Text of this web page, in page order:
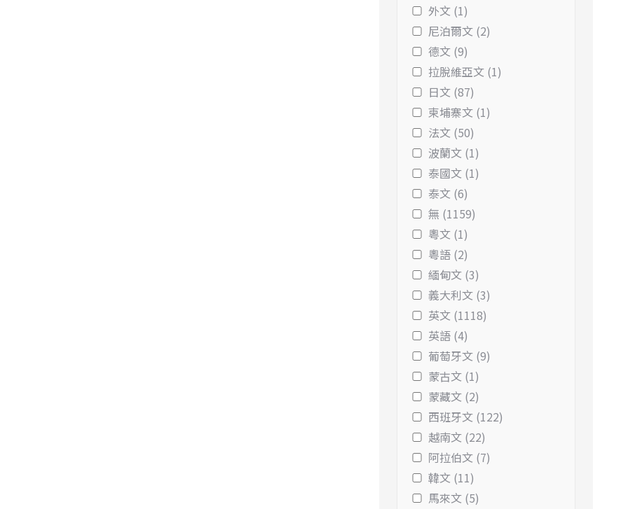
外文 (1)
尼泊爾文 (2)
德文 (9)
拉脫維亞文 (1)
日文 (87)
柬埔寨文 (1)
法文 (50)
波蘭文 (1)
泰國文 (1)
泰文 (6)
無 (1159)
粵文 (1)
粵語 (2)
緬甸文 (3)
義大利文 (3)
英文 (1118)
英語 (4)
葡萄牙文 (9)
蒙古文 (1)
蒙藏文 (2)
西班牙文 (122)
越南文 (22)
阿拉伯文 (7)
韓文 (11)
馬來文 (5)